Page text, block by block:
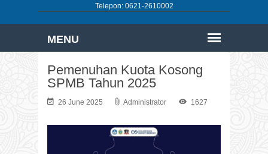
Telepon: 0621-2610002
Pemenuhan Kuota Kosong
SPMB Tahun 2025
26 June 2025 Administrator 1627